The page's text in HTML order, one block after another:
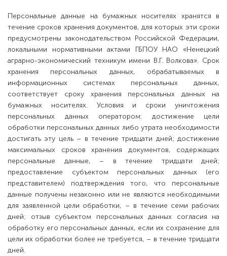
Персональные данные на бумажных носителях хранятся в
течение сроков хранения документов, для которых эти сроки
предусмотрены законодательством Российской Федерации,
локальными нормативными актами ГБПОУ НАО «Ненецкий
аграрно-экономический техникум имени В.Г. Волкова». Срок
хранения персональных данных, обрабатываемых в
информационных системах персональных данных,
соответствует сроку хранения персональных данных на
бумажных носителях. Условия и сроки уничтожения
персональных данных оператором: достижение цели
обработки персональных данных либо утрата необходимости
достигать эту цель – в течение тридцати дней; достижение
максимальных сроков хранения документов, содержащих
персональные данные, – в течение тридцати дней;
предоставление субъектом персональных данных (его
представителем) подтверждения того, что персональные
данные получены незаконно или не являются необходимыми
для заявленной цели обработки, – в течение семи рабочих
дней; отзыв субъектом персональных данных согласия на
обработку его персональных данных, если их сохранение для
цели их обработки более не требуется, – в течение тридцати
дней.